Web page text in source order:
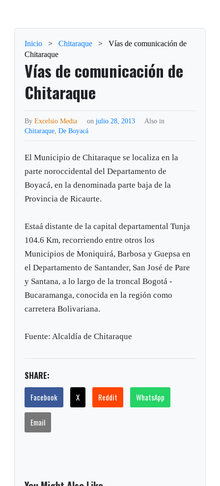
Inicio > Chitaraque >
Vías de comunicación de
Chitaraque
Vías de comunicación de
Chitaraque
ByExcelsio Media on julio 28, 2013
Also in
Chitaraque,De Boyacá
El Municipio de Chitaraque se localiza en la
parte noroccidental del Departamento de
Boyacá, en la denominada parte baja de la
Provincia de Ricaurte.
Estaá distante de la capital departamental Tunja
104.6 Km, recorriendo entre otros los
Municipios de Moniquirá, Barbosa y Guepsa en
el Departamento de Santander, San José de Pare
y Santana, a lo largo de la troncal Bogotá -
Bucaramanga, conocida en la región como
carretera Bolivariana.
Fuente: Alcaldía de Chitaraque
SHARE:
Facebook X Reddit WhatsApp
Email